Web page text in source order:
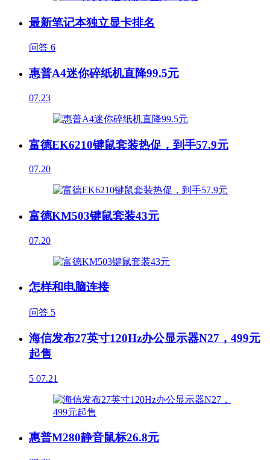
最新笔记本独立显卡排名
问答 6
惠普A4迷你碎纸机直降99.5元
07.23
富德EK6210键鼠套装热促，到手57.9元
07.20
富德KM503键鼠套装43元
07.20
怎样和电脑连接
问答 5
海信发布27英寸120Hz办公显示器N27，499元
起售
5 07.21
惠普M280静音鼠标26.8元